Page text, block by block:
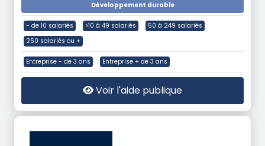
Développement durable
- de 10 salariés >10 à 49 salariés
50 à 249 salariés
250 salariés ou +
Entreprise - de 3 ans Entreprise + de 3 ans
Voir l'aide publique